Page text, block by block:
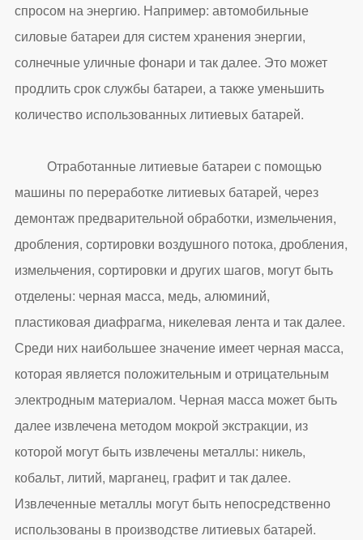
спросом на энергию. Например: автомобильные
силовые батареи для систем хранения энергии,
солнечные уличные фонари и так далее. Это может
продлить срок службы батареи, а также уменьшить
количество использованных литиевых батарей.
Отработанные литиевые батареи с помощью
машины по переработке литиевых батарей, через
демонтаж предварительной обработки, измельчения,
дробления, сортировки воздушного потока, дробления,
измельчения, сортировки и других шагов, могут быть
отделены: черная масса, медь, алюминий,
пластиковая диафрагма, никелевая лента и так далее.
Среди них наибольшее значение имеет черная масса,
которая является положительным и отрицательным
электродным материалом. Черная масса может быть
далее извлечена методом мокрой экстракции, из
которой могут быть извлечены металлы: никель,
кобальт, литий, марганец, графит и так далее.
Извлеченные металлы могут быть непосредственно
использованы в производстве литиевых батарей.